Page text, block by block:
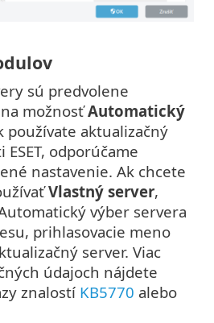
sú predvolene
možnosťAutomatický
používate aktualizačný
odporúčame
nastavenie. Ak chcete
Vlastný server,
výber servera
prihlasovacie meno
server. Viac
údajoch nájdete
znalostí KB5770 alebo